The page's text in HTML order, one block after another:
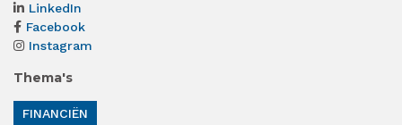
LinkedIn
Facebook
Instagram
Thema's
FINANCIËN